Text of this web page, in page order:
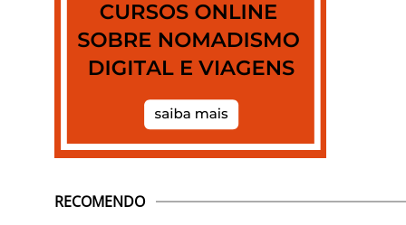
RECOMENDO